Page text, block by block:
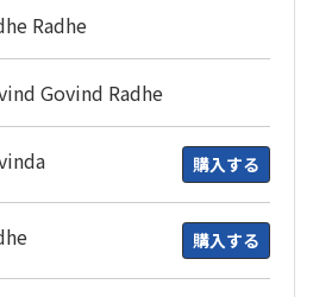
Radhe
Govind Radhe
購入する
購入する